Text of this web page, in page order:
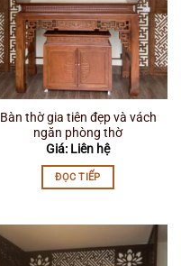
Bàn thờ gia tiên đẹp và vách
ngăn phòng thờ
Giá: Liên hệ
ĐỌC TIẾP